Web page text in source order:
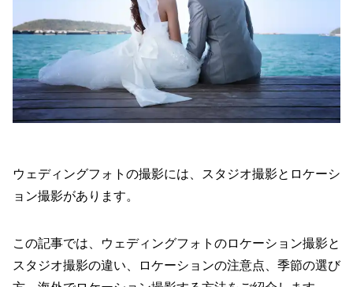
ウェディングフォトの撮影には、スタジオ撮影とロケーシ
ョン撮影があります。
この記事では、ウェディングフォトのロケーション撮影と
スタジオ撮影の違い、ロケーションの注意点、季節の選び